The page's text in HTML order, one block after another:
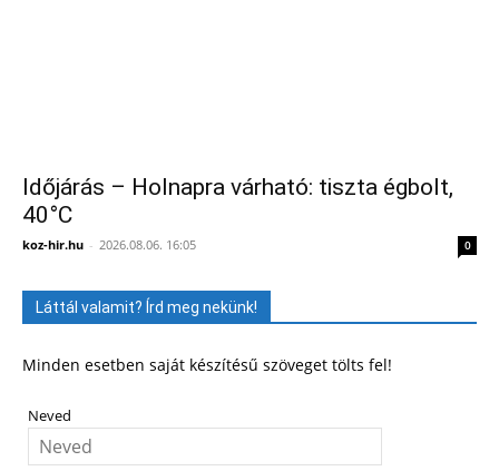
Időjárás – Holnapra várható: tiszta égbolt,
40°C
koz-hir.hu - 2026.08.06. 16:05 0
Láttál valamit? Írd meg nekünk!
Minden esetben saját készítésű szöveget tölts fel!
Neved